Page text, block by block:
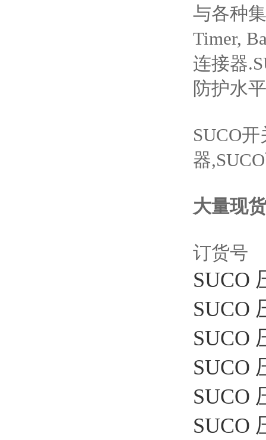
与各种
Timer,
连接器
防护水
SUCO
器
大量现
订货
SUCO
SUCO
SUCO
SUCO
SUCO
SUCO